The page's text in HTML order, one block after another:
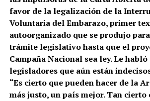
favor de la legalización de la
Voluntaria del Embarazo, primer
autoorganizado que se produjo
trámite legislativo hasta que el
Campaña Nacional sea ley. Le habló
legisladores que aún están
“Es cierto que pueden hacer de la
más justo, un país mejor. Tan cierto